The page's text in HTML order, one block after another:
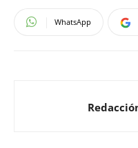
WhatsApp